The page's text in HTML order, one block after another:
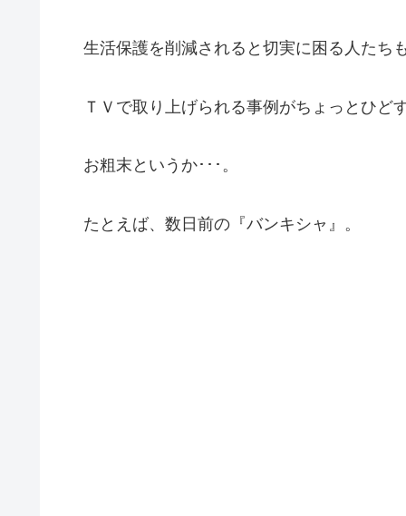
生活保護を削減されると切実に困る人たち
ＴＶで取り上げられる事例がちょっとひど
お粗末というか･･･。
たとえば、数日前の『バンキシャ』。